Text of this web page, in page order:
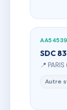
SDC
📍
Autre